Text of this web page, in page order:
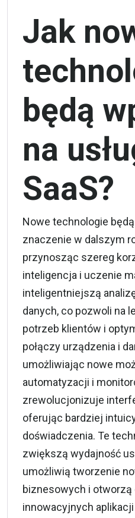
Jak
będą
na
SaaS?
Nowe technologie
znaczenie w dalszym
przynosząc szereg
inteligencja i uczenie
inteligentniejszą
danych, co pozwoli na
potrzeb klientów i
połączy urządzenia i
umożliwiając nowe
automatyzacji i
zrewolucjonizuje
oferując bardziej
doświadczenia. Te
zwiększą wydajność
umożliwią tworzenie
biznesowych i otworzą
innowacyjnych aplikacji